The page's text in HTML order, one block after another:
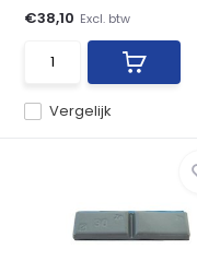
Vergelijk
€38,10 Excl. btw